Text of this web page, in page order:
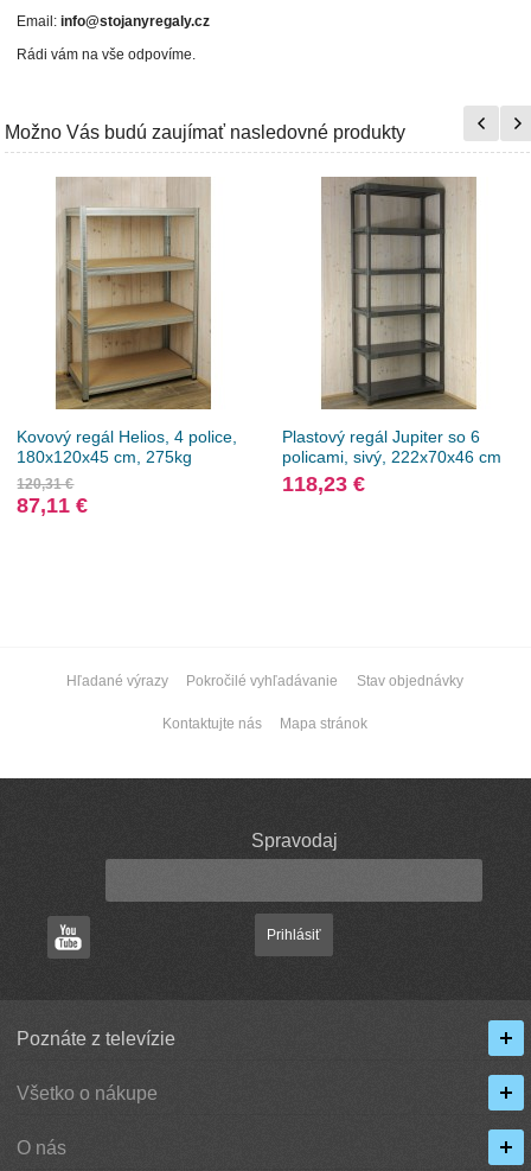
Email:info@stojanyregaly.cz
Rádi vám na vše odpovíme.
Možno Vás budú zaujímať nasledovné produkty
Kovový regál Helios, 4 police,
180x120x45 cm, 275kg
120,31 €
87,11 €
Plastový regál Jupiter so 6
policami, sivý, 222x70x46 cm
118,23 €
Hľadané výrazy Pokročilé vyhľadávanie Stav objednávky
Kontaktujte nás Mapa stránok
Spravodaj
Prihlásiť
Poznáte z televízie
Všetko o nákupe
O nás